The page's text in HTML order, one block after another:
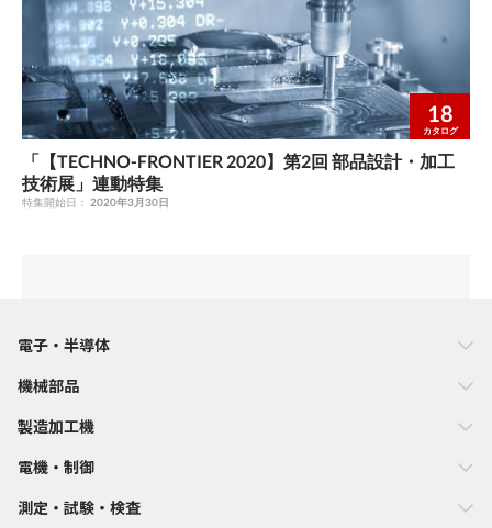
18
カタログ
「【TECHNO-FRONTIER 2020】第2回 部品設計・加工
技術展」連動特集
特集開始日： 2020年3月30日
電子・半導体
機械部品
製造加工機
電機・制御
測定・試験・検査